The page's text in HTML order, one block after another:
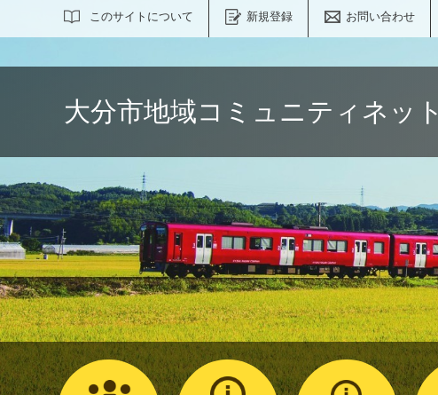
このサイトについて 新規登録 お問い合わせ
サイト内検索
大分市地域コミュニティネット